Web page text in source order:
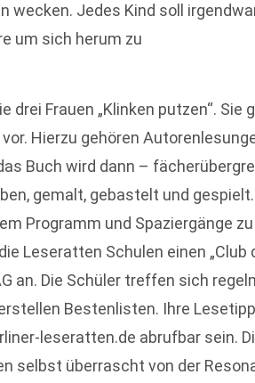
wecken. Jedes Kind soll
um sich herum zu
drei Frauen „Klinken putzen“. Sie
Hierzu gehören
Buch wird dann –
gemalt, gebastelt und
Programm und Spaziergänge
Leseratten Schulen einen „Club
an. Die Schüler treffen sich
Bestenlisten. Ihre
leseratten.de abrufbar sein.
selbst überrascht von der